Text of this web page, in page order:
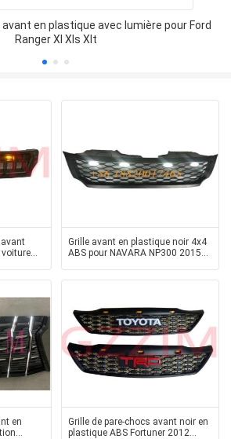
en plastique avec lumière pour Ford
Ranger Xl Xls Xlt
Grille avant en plastique noir 4x4
ABS pour NAVARA NP300 2015
en
Grille de pare-chocs avant noir en
plastique ABS Fortuner 2012